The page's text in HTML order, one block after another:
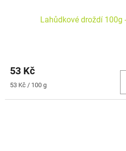
Lahůdkové droždí 100g
53 Kč
Měrná
53 Kč / 100 g